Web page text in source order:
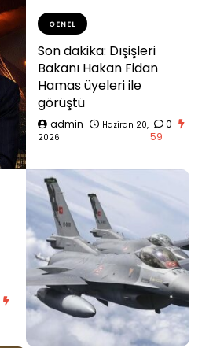
GENEL
Son dakika: Dışişleri
Bakanı Hakan Fidan
Hamas üyeleri ile
görüştü
admin
Haziran 20,
2026
0
59